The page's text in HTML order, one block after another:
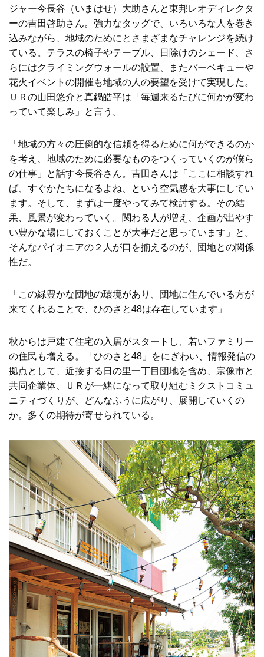
ジャー今長谷（いまはせ）大助さんと東邦レオディレクタ
ーの吉田啓助さん。強力なタッグで、いろいろな人を巻き
込みながら、地域のためにとさまざまなチャレンジを続け
ている。テラスの椅子やテーブル、日除けのシェード、さ
らにはクライミングウォールの設置、またバーベキューや
花火イベントの開催も地域の人の要望を受けて実現した。
ＵＲの山田悠介と真鍋皓平は「毎週来るたびに何かが変わ
っていて楽しみ」と言う。
「地域の方々の圧倒的な信頼を得るために何ができるのか
を考え、地域のために必要なものをつくっていくのが僕ら
の仕事」と話す今長谷さん。吉田さんは「ここに相談すれ
ば、すぐかたちになるよね、という空気感を大事にしてい
ます。そして、まずは一度やってみて検討する。その結
果、風景が変わっていく。関わる人が増え、企画が出やす
い豊かな場にしておくことが大事だと思っています」と。
そんなパイオニアの２人が口を揃えるのが、団地との関係
性だ。
「この緑豊かな団地の環境があり、団地に住んでいる方が
来てくれることで、ひのさと48は存在しています」
秋からは戸建て住宅の入居がスタートし、若いファミリー
の住民も増える。「ひのさと48」をにぎわい、情報発信の
拠点として、近接する日の里一丁目団地を含め、宗像市と
共同企業体、ＵＲが一緒になって取り組むミクストコミュ
ニティづくりが、どんなふうに広がり、展開していくの
か。多くの期待が寄せられている。